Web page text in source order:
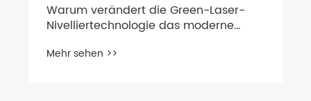
Warum verändert die Green-Laser-
Nivelliertechnologie das moderne
Mehr sehen >>